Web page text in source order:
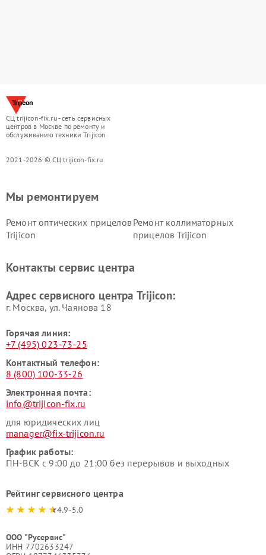
СЦ trijicon-fix.ru - сеть сервисных
центров в Москве по ремонту и
обслуживанию техники Trijicon
2021-2026 © СЦ trijicon-fix.ru
Мы ремонтируем
Ремонт оптических прицелов
Trijicon
Ремонт коллиматорных
прицелов Trijicon
Контакты сервис центра
Адрес сервисного центра Trijicon:
г. Москва, ул. Чаянова 18
Горячая линия:
+7 (495) 023-73-25
Контактный телефон:
8 (800) 100-33-26
Электронная почта:
info@trijicon-fix.ru
для юридических лиц
manager@fix-trijicon.ru
График работы:
ПН-ВСК с 9:00 до 21:00 без перерывов и выходных
Рейтинг сервисного центра
4.9-5.0
ООО "Русервис"
ИНН 7702633247